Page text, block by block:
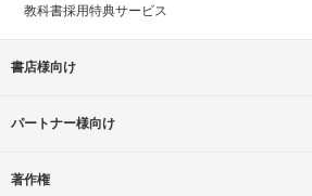
教科書採用特典サービス
書店様向け
パートナー様向け
著作権